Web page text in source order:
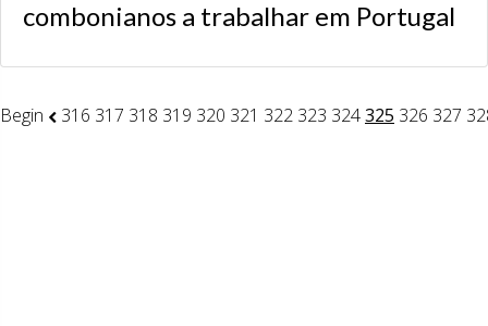
combonianos a trabalhar em Portugal
Begin 316 317 318 319 320 321 322 323 324325 326 327